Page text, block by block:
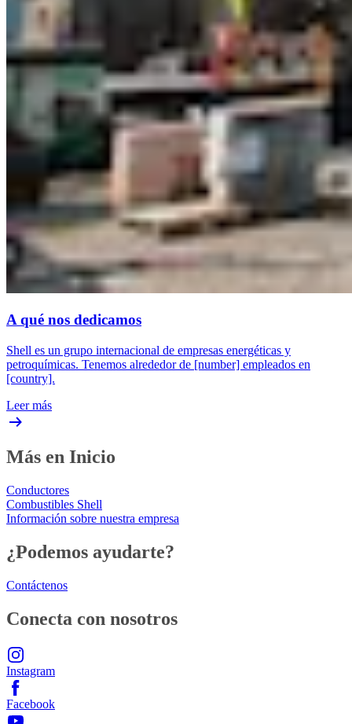
A qué nos dedicamos
Shell es un grupo internacional de empresas energéticas y
petroquímicas. Tenemos alrededor de [number] empleados en
[country].
Leer más
Más en Inicio
Conductores
Combustibles Shell
Información sobre nuestra empresa
¿Podemos ayudarte?
Contáctenos
Conecta con nosotros
Instagram
Facebook